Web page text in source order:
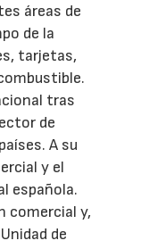
áreas de
de la
tarjetas,
tras
de
A su
y el
española.
comercial y,
de